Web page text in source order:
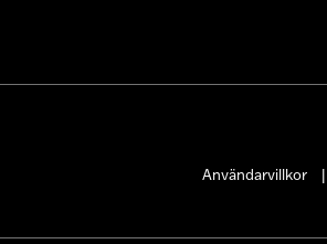
Användarvillkor